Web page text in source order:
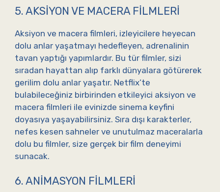
5. AKSIYON VE MACERA FILMLERI
Aksiyon ve macera filmleri, izleyicilere heyecan
dolu anlar yaşatmayı hedefleyen, adrenalinin
tavan yaptığı yapımlardır. Bu tür filmler, sizi
sıradan hayattan alıp farklı dünyalara götürerek
gerilim dolu anlar yaşatır. Netflix’te
bulabileceğiniz birbirinden etkileyici aksiyon ve
macera filmleri ile evinizde sinema keyfini
doyasıya yaşayabilirsiniz. Sıra dışı karakterler,
nefes kesen sahneler ve unutulmaz maceralarla
dolu bu filmler, size gerçek bir film deneyimi
sunacak.
6. ANIMASYON FILMLERI